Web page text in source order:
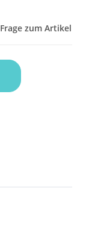
Frage zum Artikel